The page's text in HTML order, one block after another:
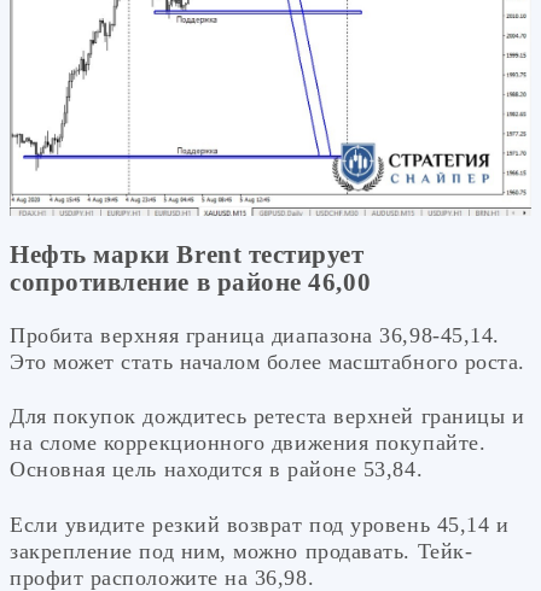
Нефть марки Brent тестирует
сопротивление в районе 46,00
Пробита верхняя граница диапазона 36,98-45,14.
Это может стать началом более масштабного роста.
Для покупок дождитесь ретеста верхней границы и
на сломе коррекционного движения покупайте.
Основная цель находится в районе 53,84.
Если увидите резкий возврат под уровень 45,14 и
закрепление под ним, можно продавать. Тейк-
профит расположите на 36,98.